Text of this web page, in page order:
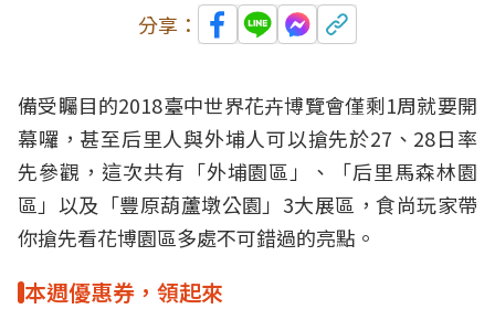
分享：
備受矚目的2018臺中世界花卉博覽會僅剩1周就要開
幕囉，甚至后里人與外埔人可以搶先於27、28日率
先參觀，這次共有「外埔園區」、「后里馬森林園
區」以及「豐原葫蘆墩公園」3大展區，食尚玩家帶
你搶先看花博園區多處不可錯過的亮點。
本週優惠券，領起來